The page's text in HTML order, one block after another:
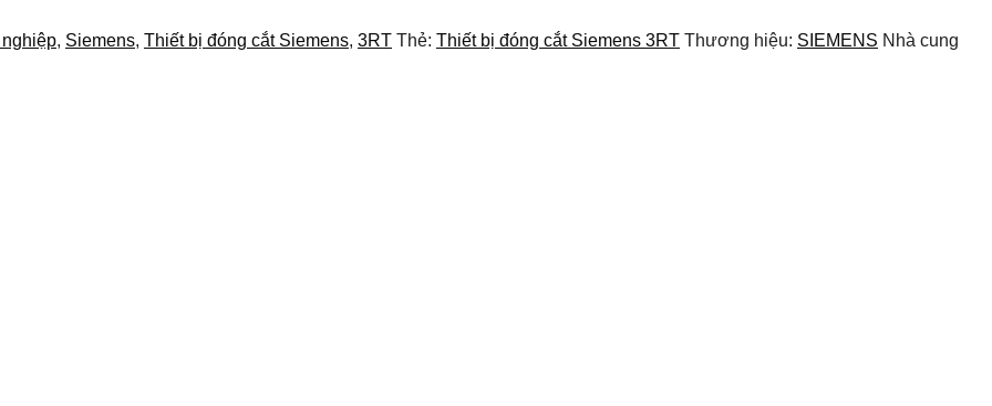
, Siemens, Thiết bị đóng cắt Siemens, 3RT Thẻ: Thiết bị đóng cắt Siemens 3RT Thương hiệu: SIEMENS Nhà cung